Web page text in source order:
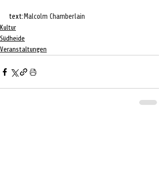
text: Malcolm Chamberlain
Kultur
Südheide
Veranstaltungen